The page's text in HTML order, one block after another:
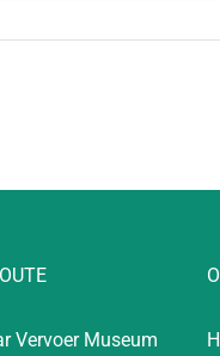
Vervoer Museum